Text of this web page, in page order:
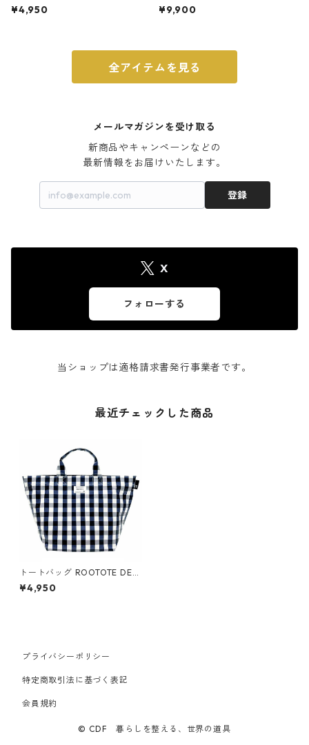
ト 3号 ブラック
¥4,950
m ガス火・IH対応 鉄フライパン
¥9,900
全アイテムを見る
メールマガジンを受け取る
新商品やキャンペーンなどの
最新情報をお届けいたします。
登録
X
フォローする
当ショップは適格請求書発行事業者です。
最近チェックした商品
トートバッグ ROOTOTE DELI
1030 ルートート SN.デリ.ラ
ミネート-Q ギンガムチェック
¥4,950
プライバシーポリシー
特定商取引法に基づく表記
会員規約
© CDF 暮らしを整える、世界の道具